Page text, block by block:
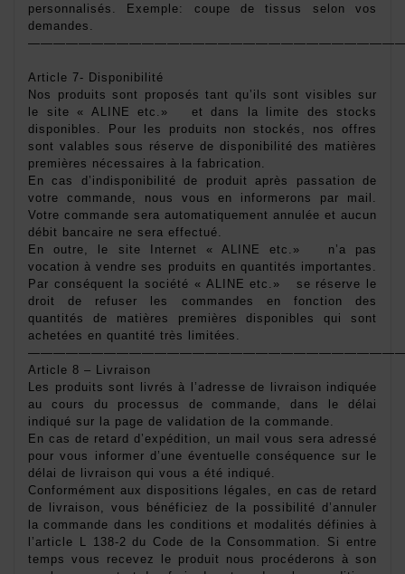
personnalisés. Exemple: coupe de tissus selon vos
demandes.
Article 7- Disponibilité
Nos produits sont proposés tant qu’ils sont visibles sur
le site « ALINE etc.»   et dans la limite des stocks
disponibles. Pour les produits non stockés, nos offres
sont valables sous réserve de disponibilité des matières
premières nécessaires à la fabrication.
En cas d’indisponibilité de produit après passation de
votre commande, nous vous en informerons par mail.
Votre commande sera automatiquement annulée et aucun
débit bancaire ne sera effectué.
En outre, le site Internet « ALINE etc.»   n’a pas
vocation à vendre ses produits en quantités importantes.
Par conséquent la société « ALINE etc.»   se réserve le
droit de refuser les commandes en fonction des
quantités de matières premières disponibles qui sont
achetées en quantité très limitées.
Article 8 – Livraison
Les produits sont livrés à l’adresse de livraison indiquée
au cours du processus de commande, dans le délai
indiqué sur la page de validation de la commande.
En cas de retard d’expédition, un mail vous sera adressé
pour vous informer d’une éventuelle conséquence sur le
délai de livraison qui vous a été indiqué.
Conformément aux dispositions légales, en cas de retard
de livraison, vous bénéficiez de la possibilité d’annuler
la commande dans les conditions et modalités définies à
l’article L 138-2 du Code de la Consommation. Si entre
temps vous recevez le produit nous procéderons à son